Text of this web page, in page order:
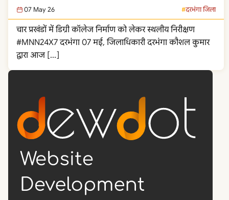
07 May 26 दरभंगा जिला
चार प्रखंडों में डिग्री कॉलेज निर्माण को लेकर स्थलीय निरीक्षण
#MNN24X7 दरभंगा 07 मई, जिलाधिकारी दरभंगा कौशल कुमार
द्वारा आज […]